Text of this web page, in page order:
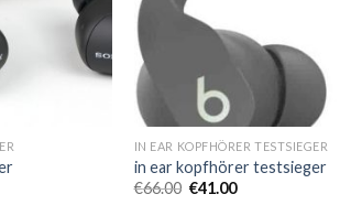
IN EAR KOPFHÖRER TESTSIEGER
in ear kopfhörer testsieger
€66.00 €41.00